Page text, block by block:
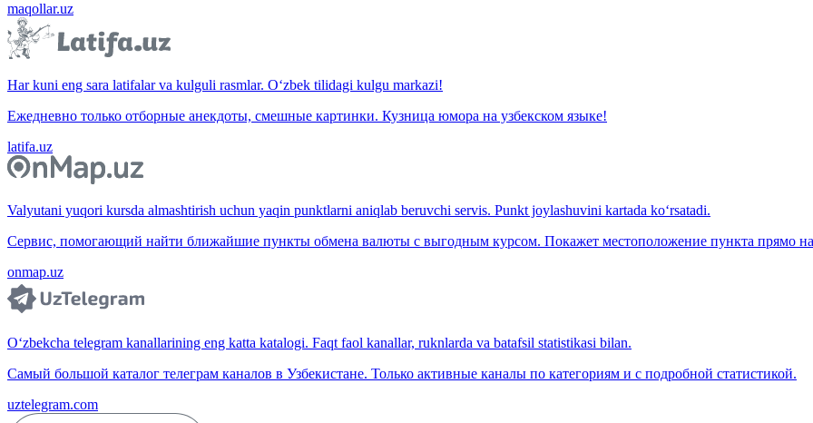
maqollar.uz
Har kuni eng sara latifalar va kulguli rasmlar. O‘zbek tilidagi kulgu markazi!
Ежедневно только отборные анекдоты, смешные картинки. Кузница юмора на узбекском языке!
latifa.uz
Valyutani yuqori kursda almashtirish uchun yaqin punktlarni aniqlab beruvchi servis. Punkt joylashuvini kartada ko‘rsatadi.
Сервис, помогающий найти ближайшие пункты обмена валюты с выгодным курсом. Покажет местоположение пункта прямо на
onmap.uz
O‘zbekcha telegram kanallarining eng katta katalogi. Faqt faol kanallar, ruknlarda va batafsil statistikasi bilan.
Самый большой каталог телеграм каналов в Узбекистане. Только активные каналы по категориям и с подробной статистикой.
uztelegram.com